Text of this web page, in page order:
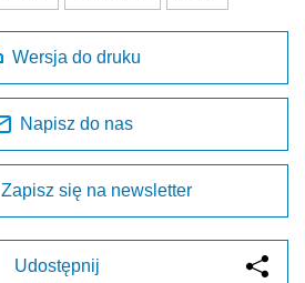
Wersja do druku
Napisz do nas
Zapisz się na newsletter
Udostępnij